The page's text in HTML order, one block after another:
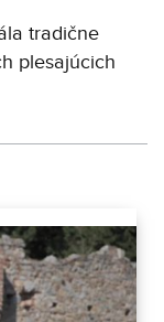
tradične
plesajúcich